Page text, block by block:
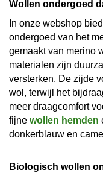
Wollen ondergoed
In onze webshop
ondergoed van het
gemaakt van merino
materialen zijn
versterken. De zijde
wol, terwijl het
meer draagcomfort
fijne wollen hemden
donkerblauw en
Biologisch wollen